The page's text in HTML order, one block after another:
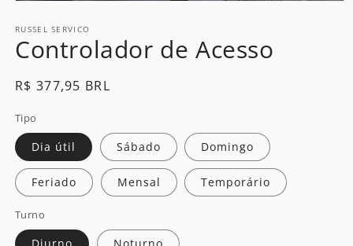
1
in
modal
RUSSEL SERVICO
Controlador de Acesso
Regular
R$ 377,95 BRL
Tipo
Dia útil Sábado Domingo
Feriado Mensal Temporário
Turno